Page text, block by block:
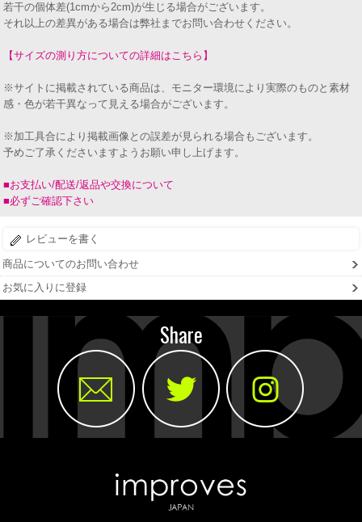
若干の個体差(1cmから2cm)が生じる場合がございます。
それ以上の差異がある場合は弊社までお問い合わせください。
【サイズの測り方についての詳細はこちら】
※サイトに掲載されている商品は、モニター環境により実際のものと素材
感・色が若干異なって見える場合がございます。
※加工具合により掲載画像との誤差が見られる場合もございます。
予めご了承くださいますようお願い申し上げます。
■お支払い/配送/返品や交換について
■必ずご確認下さい
レビューを書く
商品についてのお問い合わせ
お気に入りに登録
Share